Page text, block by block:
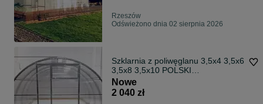
Rzeszów
Odświeżono dnia 02 sierpnia 2026
Szklarnia z poliwęglanu 3,5x4 3,5x6
3,5x8 3,5x10 POLSKI
PRODUCENT
Nowe
2 040 zł